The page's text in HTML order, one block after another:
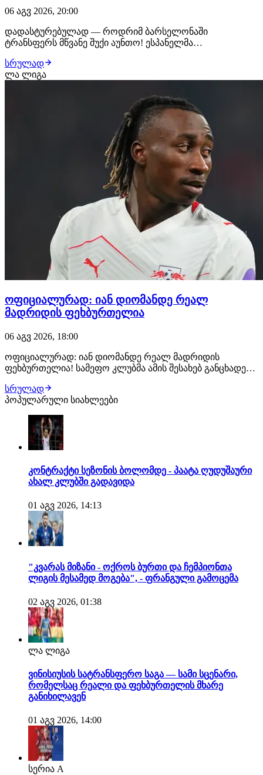
06 აგვ 2026, 20:00
დადასტურებულად — როდრიმ ბარსელონაში
ტრანსფერს მწვანე შუქი აუნთო! ესპანელმა
ისაუბრა და კატალონიელებს განუცხადა, რომ კარიერის
გაგრძელება "ბლაუგრანაში" სურს. შემდეგი ეტაპი
ინფორმაციით, ბარსელონა პ…
სრულად
ლა ლიგა
ოფიციალურად: იან დიომანდე რეალ
მადრიდის ფეხბურთელია
06 აგვ 2026, 18:00
ოფიციალურად: იან დიომანდე რეალ მადრიდის
ფეხბურთელია! სამეფო კლუბმა ამის შესახებ განცხადება
ფეხბურთელმა რეალთან კონტრაქტი 2033 წლამდე
გააფორმა, მხარეებს შორის კი €140 მილიონიანი
გარიგება შედგა. მიუხედავად იმისა, რომ დიომანდეს
დამატებას…
სრულად
პოპულარული სიახლეები
კონტრაქტი სეზონის ბოლომდე - პაატა ღუდუშაური
ახალ კლუბში გადავიდა
01 აგვ 2026, 14:13
"კვარას მიზანი - ოქროს ბურთი და ჩემპიონთა
ლიგის მესამედ მოგება", - ფრანგული გამოცემა
02 აგვ 2026, 01:38
ლა ლიგა
ვინისიუსის სატრანსფერო საგა — სამი სცენარი,
რომელსაც რეალი და ფეხბურთელის მხარე
განიხილავენ
01 აგვ 2026, 14:00
სერია A